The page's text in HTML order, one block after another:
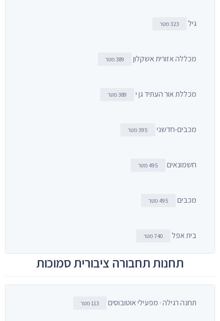
גיל 323 מטר
מכללה אזורית אשקלון 389 מטר
מכללת אור העתיד גן י 389 מטר
מכבים-חדשני 395 מטר
חשמונאים 495 מטר
מכבים 495 מטר
בית אפל 740 מטר
תחנות תחבורה ציבורית סמוכות
תחנה רגילה · מפעילי אוטובוסים 113 מטר